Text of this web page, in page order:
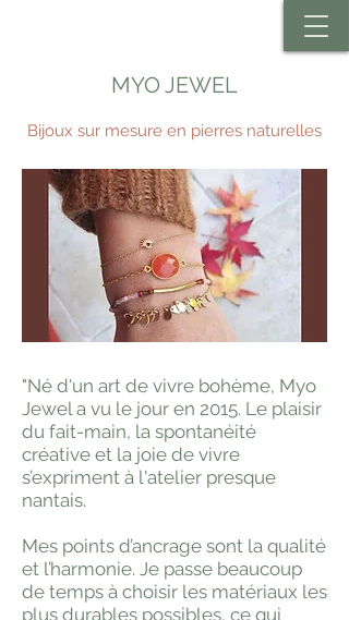
MYO JEWEL
Bijoux sur mesure en pierres naturelles
"Né d'un art de vivre bohème, Myo
Jewel a vu le jour en 2015. Le plaisir
du fait-main, la spontanéité
créative et la joie de vivre
s’expriment à l'atelier presque
nantais.
Mes points d’ancrage sont la qualité
et l’harmonie. Je passe beaucoup
de temps à choisir les matériaux les
plus durables possibles, ce qui